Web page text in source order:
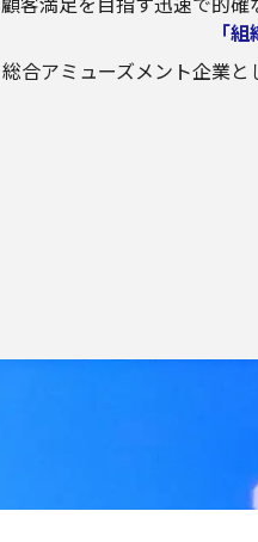
「
総合アミューズメント企業